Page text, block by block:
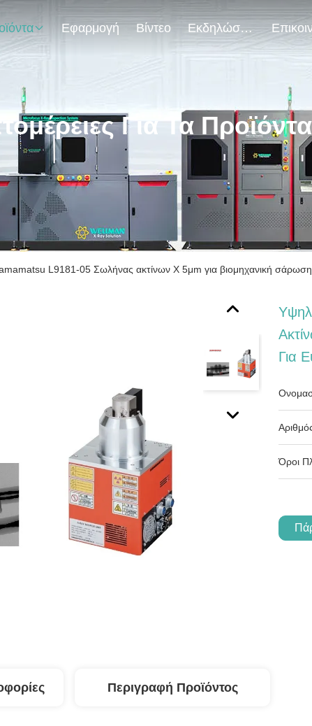
Εφαρμογή Βίντεο Εκδηλώσεις
Για Τα Προϊόντα
L9181-05 Σωλήνας ακτίνων Χ 5μm για βιομηχανική
Για
Όροι
Περιγραφή Προϊόντος